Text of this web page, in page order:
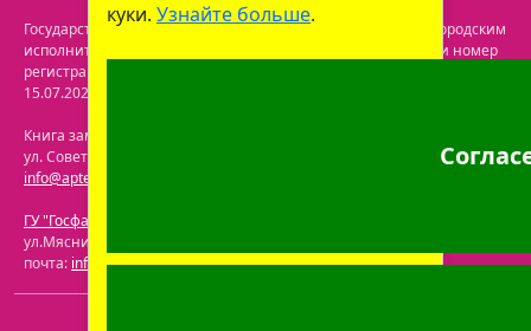
Государственная регистрация осуществлена Бобруйским городским
исполнительным комитетом управления экономики. Дата и номер
регистрации интернет-магазина в торговом реестре: №722063 от
15.07.2024.
Книга замечаний и предложений находится по адресу: г. Бобруйск,
ул. Советская 40-3. Телефон: +375 (29) 339-79-59. Электронная почта:
info@aptekaonline.by
ГУ "Госфармнадзор"
ул.Мясникова, 32-2. Телефон: +375 (17) 271-25-75. Электронная
почта: info@gospharmnadzor.by
куки. Узнайте больше.